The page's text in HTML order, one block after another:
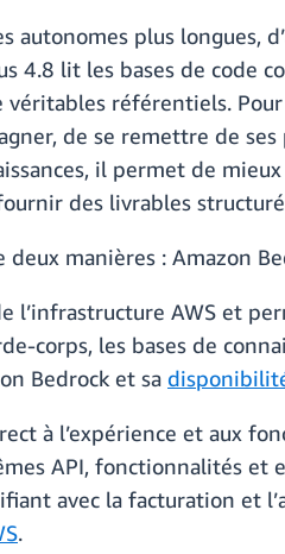
autonomes plus
4.8 lit les bases de code
référentiels.
de se remettre de
il permet de
des livrables
manières : Amazon
l’infrastructure AWS et
corps, les bases de
Bedrock et sa
à l’expérience et aux
API, fonctionnalités
avec la facturation et
.